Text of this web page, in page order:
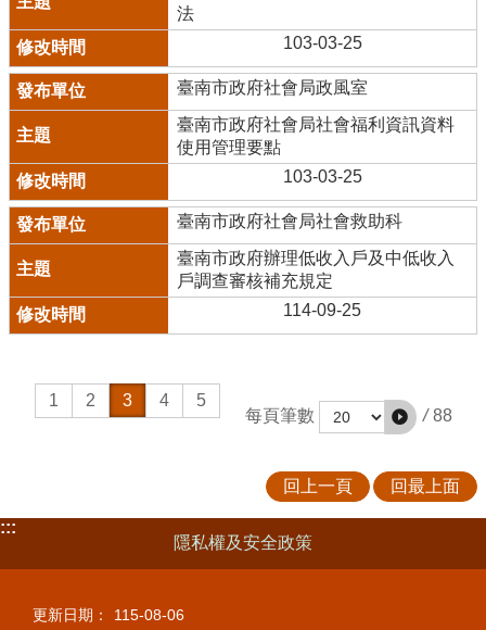
法
103-03-25
臺南市政府社會局政風室
臺南市政府社會局社會福利資訊資料
使用管理要點
103-03-25
臺南市政府社會局社會救助科
臺南市政府辦理低收入戶及中低收入
戶調查審核補充規定
114-09-25
1 2 3 4
5
每頁筆數
/ 88
回上一頁 回最上面
:::
隱私權及安全政策
更新日期：
115-08-06